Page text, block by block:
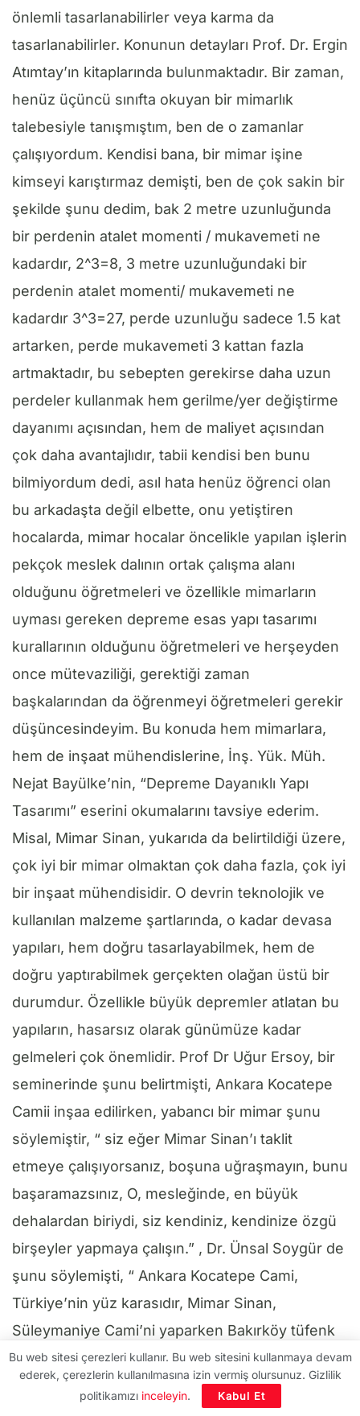
önlemli tasarlanabilirler veya karma da
tasarlanabilirler. Konunun detayları Prof. Dr. Ergin
Atımtay’ın kitaplarında bulunmaktadır. Bir zaman,
henüz üçüncü sınıfta okuyan bir mimarlık
talebesiyle tanışmıştım, ben de o zamanlar
çalışıyordum. Kendisi bana, bir mimar işine
kimseyi karıştırmaz demişti, ben de çok sakin bir
şekilde şunu dedim, bak 2 metre uzunluğunda
bir perdenin atalet momenti / mukavemeti ne
kadardır, 2^3=8, 3 metre uzunluğundaki bir
perdenin atalet momenti/ mukavemeti ne
kadardır 3^3=27, perde uzunluğu sadece 1.5 kat
artarken, perde mukavemeti 3 kattan fazla
artmaktadır, bu sebepten gerekirse daha uzun
perdeler kullanmak hem gerilme/yer değiştirme
dayanımı açısından, hem de maliyet açısından
çok daha avantajlıdır, tabii kendisi ben bunu
bilmiyordum dedi, asıl hata henüz öğrenci olan
bu arkadaşta değil elbette, onu yetiştiren
hocalarda, mimar hocalar öncelikle yapılan işlerin
pekçok meslek dalının ortak çalışma alanı
olduğunu öğretmeleri ve özellikle mimarların
uyması gereken depreme esas yapı tasarımı
kurallarının olduğunu öğretmeleri ve herşeyden
once mütevaziliği, gerektiği zaman
başkalarından da öğrenmeyi öğretmeleri gerekir
düşüncesindeyim. Bu konuda hem mimarlara,
hem de inşaat mühendislerine, İnş. Yük. Müh.
Nejat Bayülke’nin, “Depreme Dayanıklı Yapı
Tasarımı” eserini okumalarını tavsiye ederim.
Misal, Mimar Sinan, yukarıda da belirtildiği üzere,
çok iyi bir mimar olmaktan çok daha fazla, çok iyi
bir inşaat mühendisidir. O devrin teknolojik ve
kullanılan malzeme şartlarında, o kadar devasa
yapıları, hem doğru tasarlayabilmek, hem de
doğru yaptırabilmek gerçekten olağan üstü bir
durumdur. Özellikle büyük depremler atlatan bu
yapıların, hasarsız olarak günümüze kadar
gelmeleri çok önemlidir. Prof Dr Uğur Ersoy, bir
seminerinde şunu belirtmişti, Ankara Kocatepe
Camii inşaa edilirken, yabancı bir mimar şunu
söylemiştir, “ siz eğer Mimar Sinan’ı taklit
etmeye çalışıyorsanız, boşuna uğraşmayın, bunu
başaramazsınız, O, mesleğinde, en büyük
dehalardan biriydi, siz kendiniz, kendinize özgü
birşeyler yapmaya çalışın.” , Dr. Ünsal Soygür de
şunu söylemişti, “ Ankara Kocatepe Cami,
Türkiye’nin yüz karasıdır, Mimar Sinan,
Süleymaniye Cami’ni yaparken Bakırköy tüfenk
taşını kullanmıştır, bugün bizim elimizde
betonarme gibi bir malzeme var ve biz hala,
betonarme ile, Mimar Sinan’ın geçtiği kubbe
Bu web sitesi çerezleri kullanır. Bu web sitesini kullanmaya devam
ederek, çerezlerin kullanılmasına izin vermiş olursunuz. Gizlilik
politikamızı inceleyin. Kabul Et